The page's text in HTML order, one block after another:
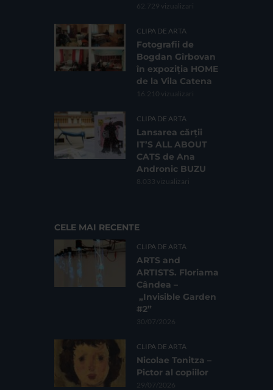
62.729 vizualizari
CLIPA DE ARTA
Fotografii de
Bogdan Gîrbovan
în expoziția HOME
de la Vila Catena
16.210 vizualizari
CLIPA DE ARTA
Lansarea cărții
IT’S ALL ABOUT
CATS de Ana
Andronic BUZU
8.033 vizualizari
CELE MAI RECENTE
CLIPA DE ARTA
ARTS and
ARTISTS. Floriama
Cândea –
„Invisible Garden
#2”
30/07/2026
CLIPA DE ARTA
Nicolae Tonitza –
Pictor al copiilor
29/07/2026